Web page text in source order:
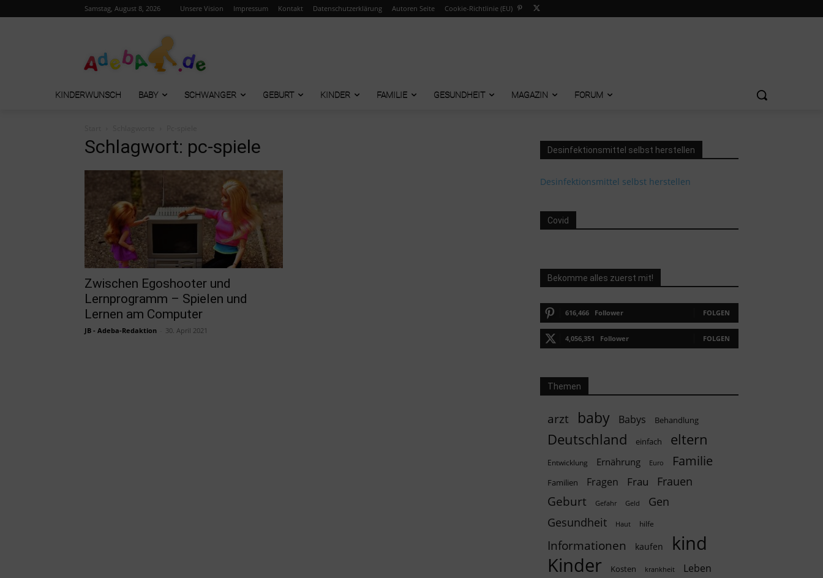
Samstag, August 8, 2026 Unsere Vision Impressum Kontakt Datenschutzerklärung Autoren Seite Cookie-Richtlinie (EU)
KINDERWUNSCH BABY SCHWANGER GEBURT KINDER FAMILIE GESUNDHEIT MAGAZIN FORUM
Schlagwort: pc-spiele
Zwischen Egoshooter und
Lernprogramm – Spielen und
Lernen am Computer
JB - Adeba-Redaktion 30. April 2021
Desinfektionsmittel selbst herstellen
Desinfektionsmittel selbst herstellen
Covid
Bekomme alles zuerst mit!
616,466 Follower FOLGEN
4,056,351 Follower FOLGEN
Themen
arzt baby Babys Behandlung
Deutschland einfach eltern
Entwicklung Ernährung Euro Familie
Familien Fragen Frau Frauen
Geburt Gefahr Geld
Gen
Gesundheit
Haut hilfe
Informationen kaufen kind
Kinder Kosten krankheit Leben